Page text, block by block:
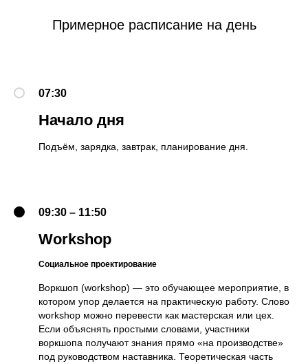
Примерное расписание на день
07:30
Начало дня
Подъём, зарядка, завтрак, планирование дня.
09:30 – 11:50
Workshop
Социальное проектирование
Воркшоп (workshop) — это обучающее мероприятие, в
котором упор делается на практическую работу. Слово
workshop можно перевести как мастерская или цех.
Если объяснять простыми словами, участники
воркшопа получают знания прямо «на производстве»
под руководством наставника. Теоретическая часть